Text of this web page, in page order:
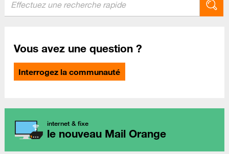
Vous avez une question ?
Interrogez la communauté
internet & fixe
le nouveau Mail Orange